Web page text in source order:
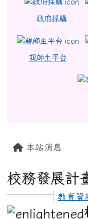
政府採購
親師生平台
本站消息
校務發展計
教育資